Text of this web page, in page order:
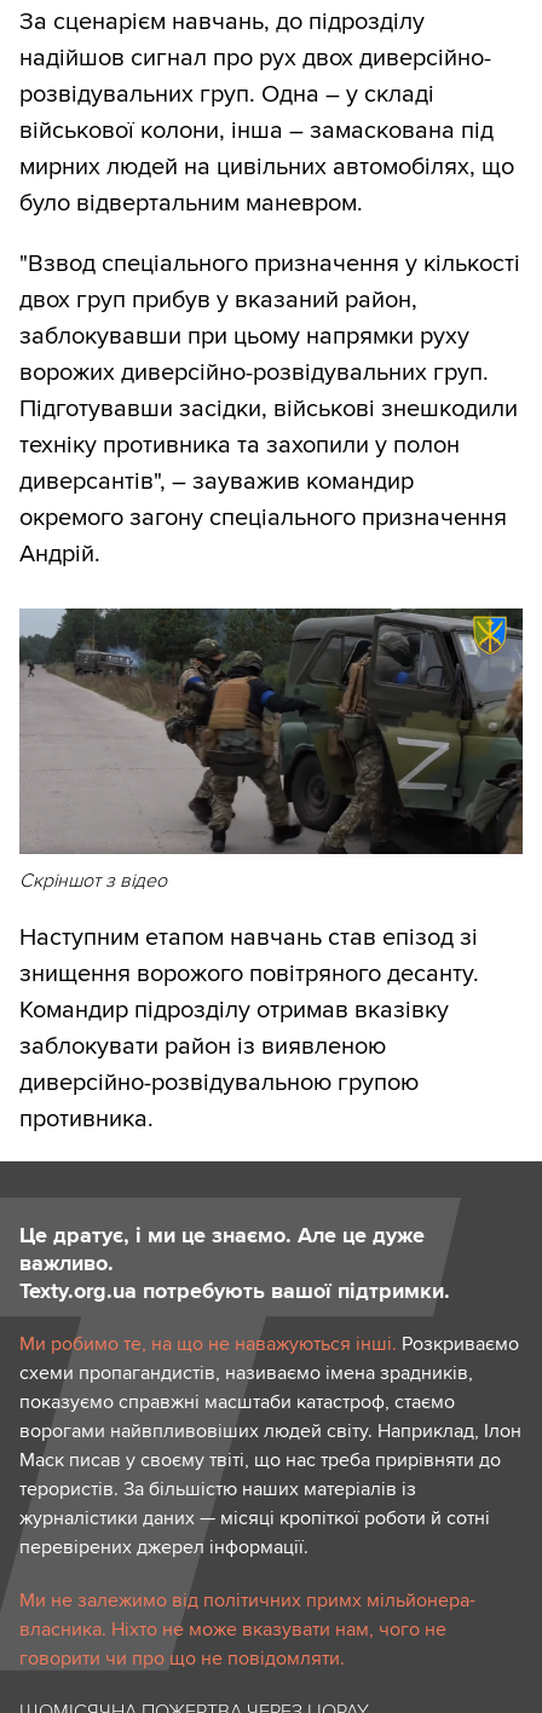
За сценарієм навчань, до підрозділу
надійшов сигнал про рух двох диверсійно-
розвідувальних груп. Одна – у складі
військової колони, інша – замаскована під
мирних людей на цивільних автомобілях, що
було відвертальним маневром.
"Взвод спеціального призначення у кількості
двох груп прибув у вказаний район,
заблокувавши при цьому напрямки руху
ворожих диверсійно-розвідувальних груп.
Підготувавши засідки, військові знешкодили
техніку противника та захопили у полон
диверсантів", – зауважив командир
окремого загону спеціального призначення
Андрій.
Скріншот з відео
Наступним етапом навчань став епізод зі
знищення ворожого повітряного десанту.
Командир підрозділу отримав вказівку
заблокувати район із виявленою
диверсійно-розвідувальною групою
противника.
Це дратує, і ми це знаємо. Але це дуже
важливо.
Texty.org.ua потребують вашої підтримки.
Ми робимо те, на що не наважуються інші. Розкриваємо
схеми пропагандистів, називаємо імена зрадників,
показуємо справжні масштаби катастроф, стаємо
ворогами найвпливовіших людей світу. Наприклад, Ілон
Маск писав у своєму твіті, що нас треба прирівняти до
терористів. За більшістю наших матеріалів із
журналістики даних — місяці кропіткої роботи й сотні
перевірених джерел інформації.
Ми не залежимо від політичних примх мільйонера-
власника. Ніхто не може вказувати нам, чого не
говорити чи про що не повідомляти.